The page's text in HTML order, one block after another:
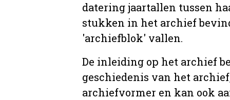
datering jaartallen tussen
stukken in het archief
'archiefblok' vallen.
De inleiding op het archief
geschiedenis van het
archiefvormer en kan ook